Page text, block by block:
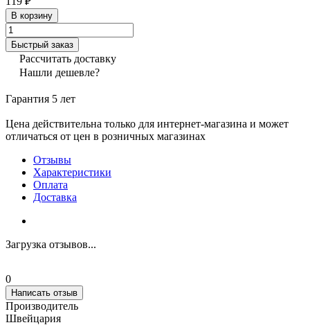
В корзину
Быстрый заказ
Рассчитать доставку
Нашли дешевле?
Гарантия 5 лет
Цена действительна только для интернет-магазина и может
отличаться от цен в розничных магазинах
Отзывы
Характеристики
Оплата
Доставка
Загрузка отзывов...
0
Написать отзыв
Производитель
Швейцария